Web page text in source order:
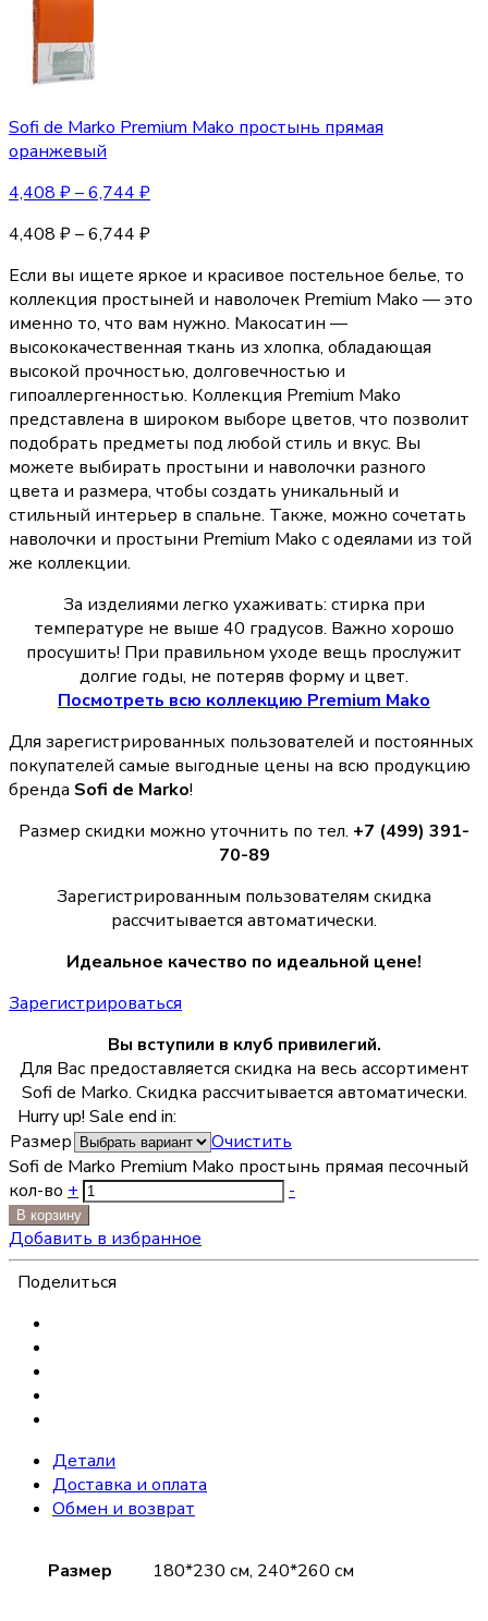
Sofi de Marko Premium Mako простынь прямая
оранжевый
4,408 ₽–6,744 ₽
4,408 ₽–6,744 ₽
Если вы ищете яркое и красивое постельное белье, то
коллекция простыней и наволочек Premium Mako — это
именно то, что вам нужно. Макосатин —
высококачественная ткань из хлопка, обладающая
высокой прочностью, долговечностью и
гипоаллергенностью. Коллекция Premium Mako
представлена в широком выборе цветов, что позволит
подобрать предметы под любой стиль и вкус. Вы
можете выбирать простыни и наволочки разного
цвета и размера, чтобы создать уникальный и
стильный интерьер в спальне. Также, можно сочетать
наволочки и простыни Premium Mako с одеялами из той
же коллекции.
За изделиями легко ухаживать: стирка при
температуре не выше 40 градусов. Важно хорошо
просушить! При правильном уходе вещь прослужит
долгие годы, не потеряв форму и цвет.
Посмотреть всю коллекцию Premium Mako
Для зарегистрированных пользователей и постоянных
покупателей самые выгодные цены на всю продукцию
бренда Sofi de Marko!
Размер скидки можно уточнить по тел. +7 (499) 391-
70-89
Зарегистрированным пользователям скидка
рассчитывается автоматически.
Идеальное качество по идеальной цене!
Зарегистрироваться
Вы вступили в клуб привилегий.
Для Вас предоставляется скидка на весь ассортимент
Sofi de Marko. Скидка рассчитывается автоматически.
Hurry up! Sale end in:
Размер
Очистить
Sofi de Marko Premium Mako простынь прямая песочный
кол-во + -
В корзину
Добавить в избранное
Поделиться
Детали
Доставка и оплата
Обмен и возврат
Размер 180*230 см, 240*260 см